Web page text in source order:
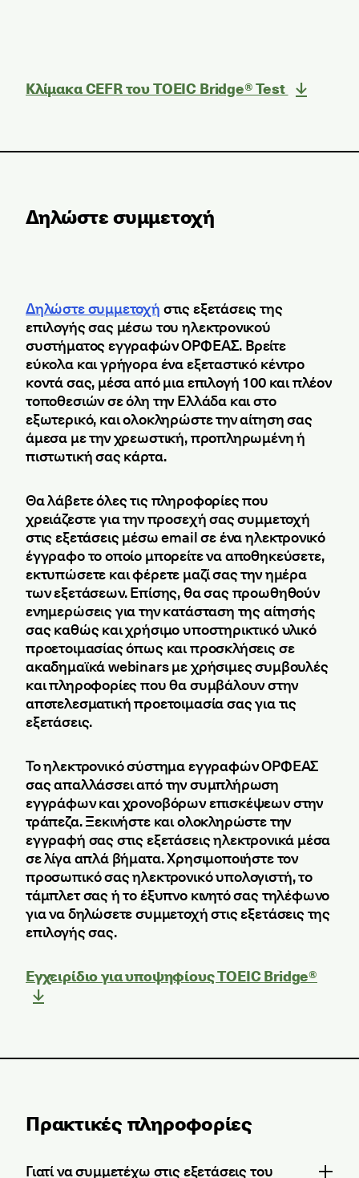
Κλίμακα CEFR του TOEIC Bridge® Test
Δηλώστε συμμετοχή
Δηλώστε συμμετοχήστις εξετάσεις της
επιλογής σας μέσω του ηλεκτρονικού
συστήματος εγγραφών ΟΡΦΕΑΣ. Βρείτε
εύκολα και γρήγορα ένα εξεταστικό κέντρο
κοντά σας, μέσα από μια επιλογή 100 και πλέον
τοποθεσιών σε όλη την Ελλάδα και στο
εξωτερικό, και ολοκληρώστε την αίτηση σας
άμεσα με την χρεωστική, προπληρωμένη ή
πιστωτική σας κάρτα.
Θα λάβετε όλες τις πληροφορίες που
χρειάζεστε για την προσεχή σας συμμετοχή
στις εξετάσεις μέσω email σε ένα ηλεκτρονικό
έγγραφο το οποίο μπορείτε να αποθηκεύσετε,
εκτυπώσετε και φέρετε μαζί σας την ημέρα
των εξετάσεων. Επίσης, θα σας προωθηθούν
ενημερώσεις για την κατάσταση της αίτησής
σας καθώς και χρήσιμο υποστηρικτικό υλικό
προετοιμασίας όπως και προσκλήσεις σε
ακαδημαϊκά webinars με χρήσιμες συμβουλές
και πληροφορίες που θα συμβάλουν στην
αποτελεσματική προετοιμασία σας για τις
εξετάσεις.
Το ηλεκτρονικό σύστημα εγγραφών ΟΡΦΕΑΣ
σας απαλλάσσει από την συμπλήρωση
εγγράφων και χρονοβόρων επισκέψεων στην
τράπεζα. Ξεκινήστε και ολοκληρώστε την
εγγραφή σας στις εξετάσεις ηλεκτρονικά μέσα
σε λίγα απλά βήματα. Χρησιμοποιήστε τον
προσωπικό σας ηλεκτρονικό υπολογιστή, το
τάμπλετ σας ή το έξυπνο κινητό σας τηλέφωνο
για να δηλώσετε συμμετοχή στις εξετάσεις της
επιλογής σας.
Εγχειρίδιο για υποψηφίους TOEIC Bridge®
Πρακτικές πληροφορίες
Γιατί να συμμετέχω στις εξετάσεις του